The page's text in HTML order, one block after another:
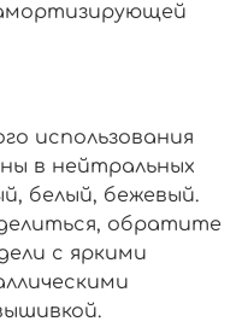
использования
в нейтральных
белый, бежевый.
обратите
с яркими